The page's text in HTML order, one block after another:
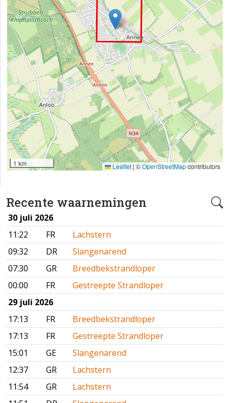
Recente waarnemingen
30 juli 2026
11:22
FR
Lachstern
09:32
DR
Slangenarend
07:30
GR
Breedbekstrandloper
00:00
FR
Gestreepte Strandloper
29 juli 2026
17:13
FR
Breedbekstrandloper
17:13
FR
Gestreepte Strandloper
15:01
GE
Slangenarend
12:37
GR
Lachstern
11:54
GR
Lachstern
1 km Leaflet | ©OpenStreetMapcontributors